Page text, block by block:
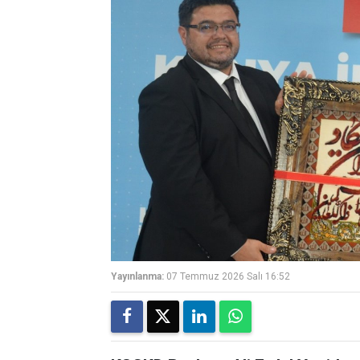
Yayınlanma: 07 Temmuz 2026 Salı 16:52